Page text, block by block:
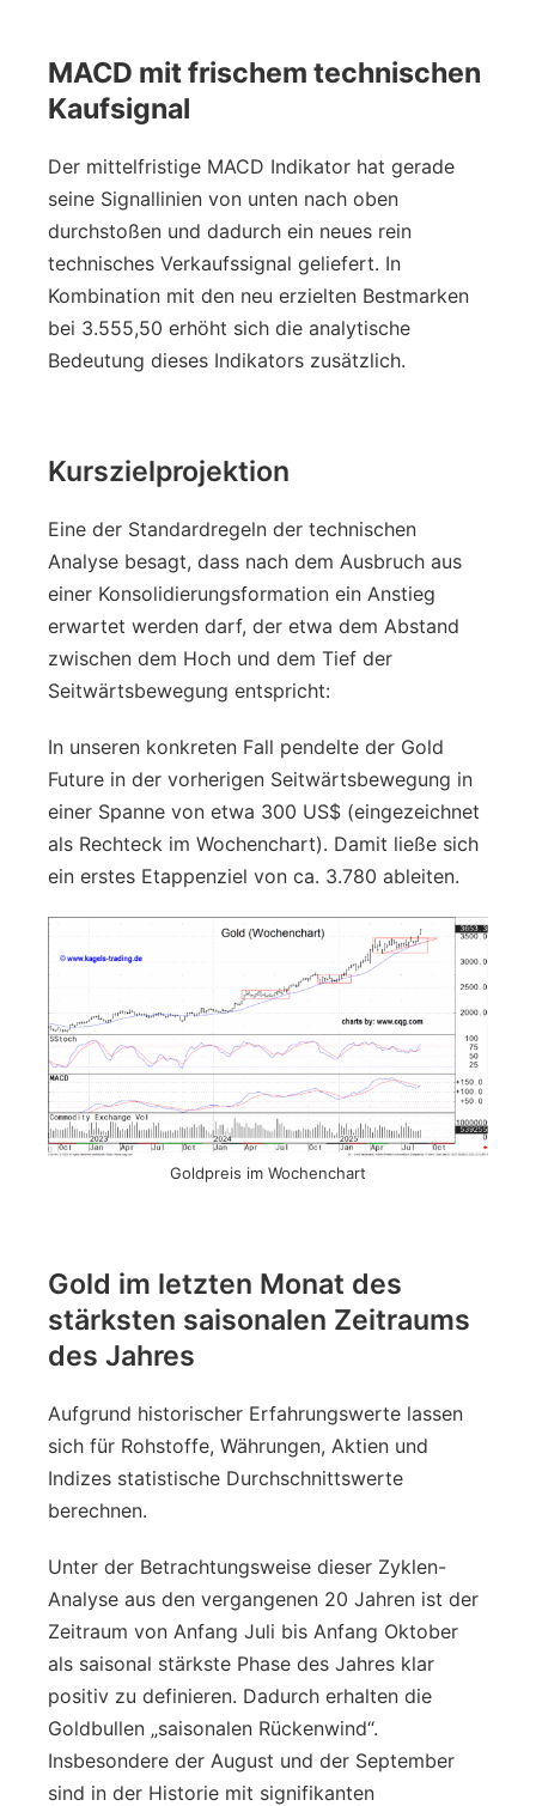
MACD mit frischem technischen
Kaufsignal
Der mittelfristige MACD Indikator hat gerade
seine Signallinien von unten nach oben
durchstoßen und dadurch ein neues rein
technisches Verkaufssignal geliefert. In
Kombination mit den neu erzielten Bestmarken
bei 3.555,50 erhöht sich die analytische
Bedeutung dieses Indikators zusätzlich.
Kurszielprojektion
Eine der Standardregeln der technischen
Analyse besagt, dass nach dem Ausbruch aus
einer Konsolidierungsformation ein Anstieg
erwartet werden darf, der etwa dem Abstand
zwischen dem Hoch und dem Tief der
Seitwärtsbewegung entspricht:
In unseren konkreten Fall pendelte der Gold
Future in der vorherigen Seitwärtsbewegung in
einer Spanne von etwa 300 US$ (eingezeichnet
als Rechteck im Wochenchart). Damit ließe sich
ein erstes Etappenziel von ca. 3.780 ableiten.
Goldpreis im Wochenchart
Gold im letzten Monat des
stärksten saisonalen Zeitraums
des Jahres
Aufgrund historischer Erfahrungswerte lassen
sich für Rohstoffe, Währungen, Aktien und
Indizes statistische Durchschnittswerte
berechnen.
Unter der Betrachtungsweise dieser Zyklen-
Analyse aus den vergangenen 20 Jahren ist der
Zeitraum von Anfang Juli bis Anfang Oktober
als saisonal stärkste Phase des Jahres klar
positiv zu definieren. Dadurch erhalten die
Goldbullen „saisonalen Rückenwind“.
Insbesondere der August und der September
sind in der Historie mit signifikanten